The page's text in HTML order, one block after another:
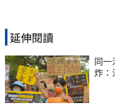
延伸閱讀
同一
炸：